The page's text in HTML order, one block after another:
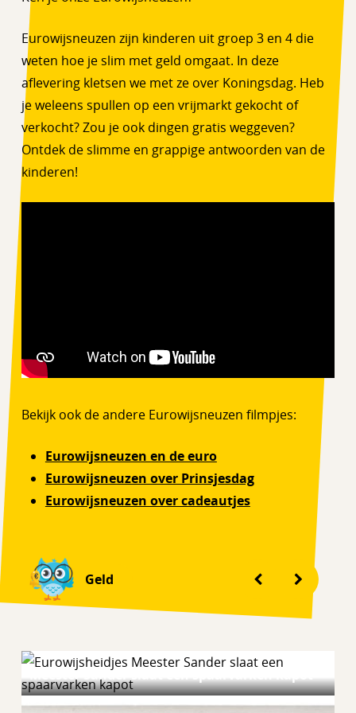
Eurowijsneuzen zijn kinderen uit groep 3 en 4 die
weten hoe je slim met geld omgaat. In deze
aflevering kletsen we met ze over Koningsdag. Heb
je weleens spullen op een vrijmarkt gekocht of
verkocht? Zou je ook dingen gratis weggeven?
Ontdek de slimme en grappige antwoorden van de
kinderen!
Bekijk ook de andere Eurowijsneuzen filmpjes:
Eurowijsneuzen en de euro
Eurowijsneuzen over Prinsjesdag
Eurowijsneuzen over cadeautjes
Geld
Meester Sander slaat een spaarvarken kapot